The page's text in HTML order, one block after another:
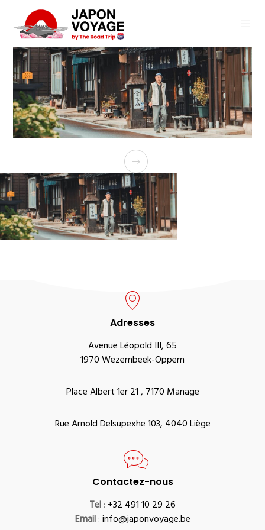
Adresses
Avenue Léopold III, 65
1970 Wezembeek-Oppem
Place Albert 1er 21 , 7170 Manage
Rue Arnold Delsupexhe 103, 4040 Liège
Contactez-nous
Tel: +32 491 10 29 26
Email:info@japonvoyage.be